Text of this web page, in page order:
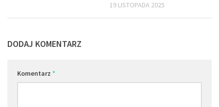
19 LISTOPADA 2025
DODAJ KOMENTARZ
Komentarz *